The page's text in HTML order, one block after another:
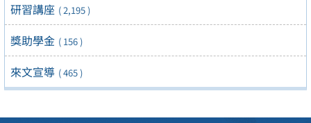
研習講座 ( 2,195 )
獎助學金 ( 156 )
來文宣導 ( 465 )